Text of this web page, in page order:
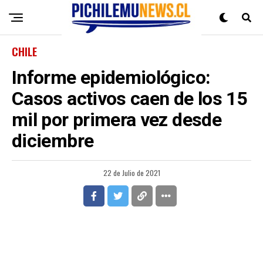
CHILE
Informe epidemiológico:
Casos activos caen de los 15
mil por primera vez desde
diciembre
22 de Julio de 2021